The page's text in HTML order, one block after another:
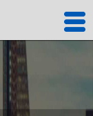
中心
例